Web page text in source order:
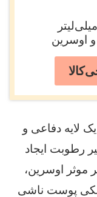
و اوسرین
لایه دفاعی و
رطوبت ایجاد
موثر اوسرین،
پوست ناشی